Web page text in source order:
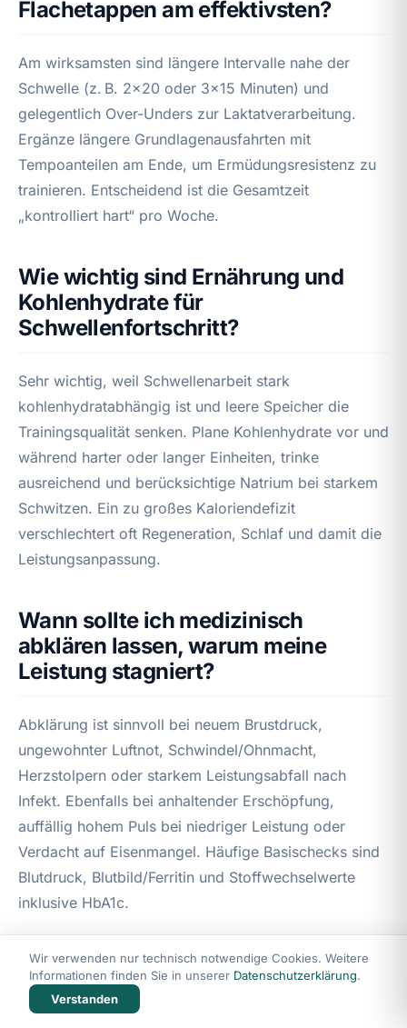
Flachetappen am effektivsten?
Am wirksamsten sind längere Intervalle nahe der
Schwelle (z. B. 2×20 oder 3×15 Minuten) und
gelegentlich Over-Unders zur Laktatverarbeitung.
Ergänze längere Grundlagenausfahrten mit
Tempoanteilen am Ende, um Ermüdungsresistenz zu
trainieren. Entscheidend ist die Gesamtzeit
„kontrolliert hart“ pro Woche.
Wie wichtig sind Ernährung und
Kohlenhydrate für
Schwellenfortschritt?
Sehr wichtig, weil Schwellenarbeit stark
kohlenhydratabhängig ist und leere Speicher die
Trainingsqualität senken. Plane Kohlenhydrate vor und
während harter oder langer Einheiten, trinke
ausreichend und berücksichtige Natrium bei starkem
Schwitzen. Ein zu großes Kaloriendefizit
verschlechtert oft Regeneration, Schlaf und damit die
Leistungsanpassung.
Wann sollte ich medizinisch
abklären lassen, warum meine
Leistung stagniert?
Abklärung ist sinnvoll bei neuem Brustdruck,
ungewohnter Luftnot, Schwindel/Ohnmacht,
Herzstolpern oder starkem Leistungsabfall nach
Infekt. Ebenfalls bei anhaltender Erschöpfung,
auffällig hohem Puls bei niedriger Leistung oder
Verdacht auf Eisenmangel. Häufige Basischecks sind
Blutdruck, Blutbild/Ferritin und Stoffwechselwerte
inklusive HbA1c.
Woran erkenne ich eher psychische
als organische Ursachen für
Leistungseinbruch?
Wir verwenden nur technisch notwendige Cookies. Weitere
Informationen finden Sie in unserer Datenschutzerklärung.
Verstanden